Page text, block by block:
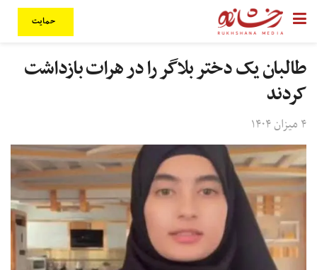
حمایت
طالبان یک دختر بلاگر را در هرات بازداشت
کردند
۴ میزان ۱۴۰۴